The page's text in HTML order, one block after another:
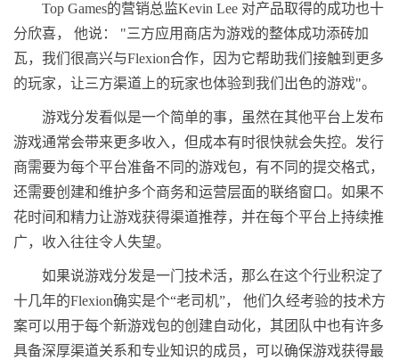
Top Games的营销总监Kevin Lee 对产品取得的成功也十
分欣喜， 他说： "三方应用商店为游戏的整体成功添砖加
瓦，我们很高兴与Flexion合作，因为它帮助我们接触到更多
的玩家，让三方渠道上的玩家也体验到我们出色的游戏"。
游戏分发看似是一个简单的事，虽然在其他平台上发布
游戏通常会带来更多收入，但成本有时很快就会失控。发行
商需要为每个平台准备不同的游戏包，有不同的提交格式，
还需要创建和维护多个商务和运营层面的联络窗口。如果不
花时间和精力让游戏获得渠道推荐，并在每个平台上持续推
广，收入往往令人失望。
如果说游戏分发是一门技术活，那么在这个行业积淀了
十几年的Flexion确实是个“老司机”， 他们久经考验的技术方
案可以用于每个新游戏包的创建自动化，其团队中也有许多
具备深厚渠道关系和专业知识的成员，可以确保游戏获得最